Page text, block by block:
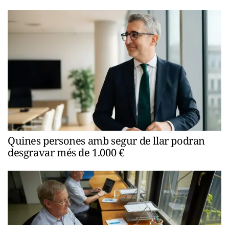
Quines persones amb segur de llar podran
desgravar més de 1.000 €